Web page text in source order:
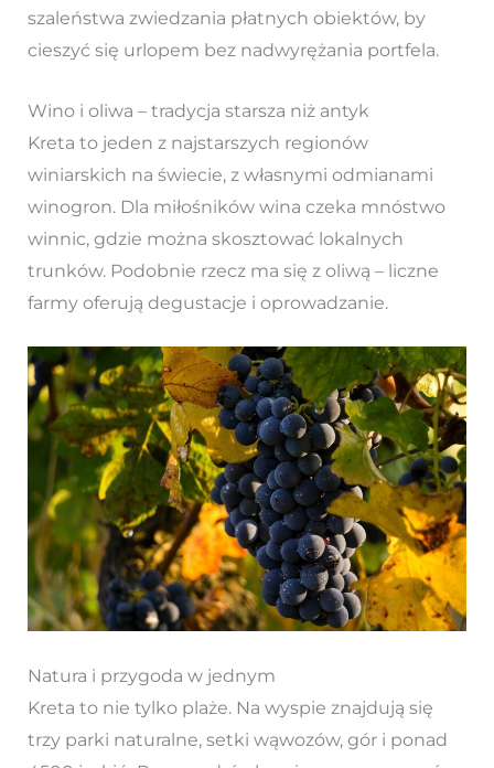
szaleństwa zwiedzania płatnych obiektów, by
cieszyć się urlopem bez nadwyrężania portfela.
Wino i oliwa – tradycja starsza niż antyk
Kreta to jeden z najstarszych regionów
winiarskich na świecie, z własnymi odmianami
winogron. Dla miłośników wina czeka mnóstwo
winnic, gdzie można skosztować lokalnych
trunków. Podobnie rzecz ma się z oliwą – liczne
farmy oferują degustacje i oprowadzanie.
Natura i przygoda w jednym
Kreta to nie tylko plaże. Na wyspie znajdują się
trzy parki naturalne, setki wąwozów, gór i ponad